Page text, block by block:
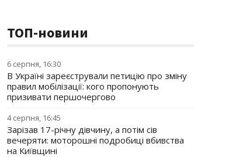
ТОП-новини
6 серпня, 16:30
В Україні зареєстрували петицію про зміну
правил мобілізації: кого пропонують
призивати першочергово
4 серпня, 16:45
Зарізав 17-річну дівчину, а потім сів
вечеряти: моторошні подробиці вбивства
на Київщині